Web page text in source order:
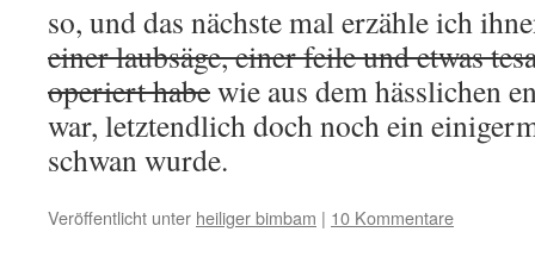
so, und das nächste mal erzähle ich
einer laubsäge, einer feile und etwas
operiert habewie aus dem hässlichen
war, letztendlich doch noch ein
schwan wurde.
Veröffentlicht unter heiliger bimbam | 10 Kommentare